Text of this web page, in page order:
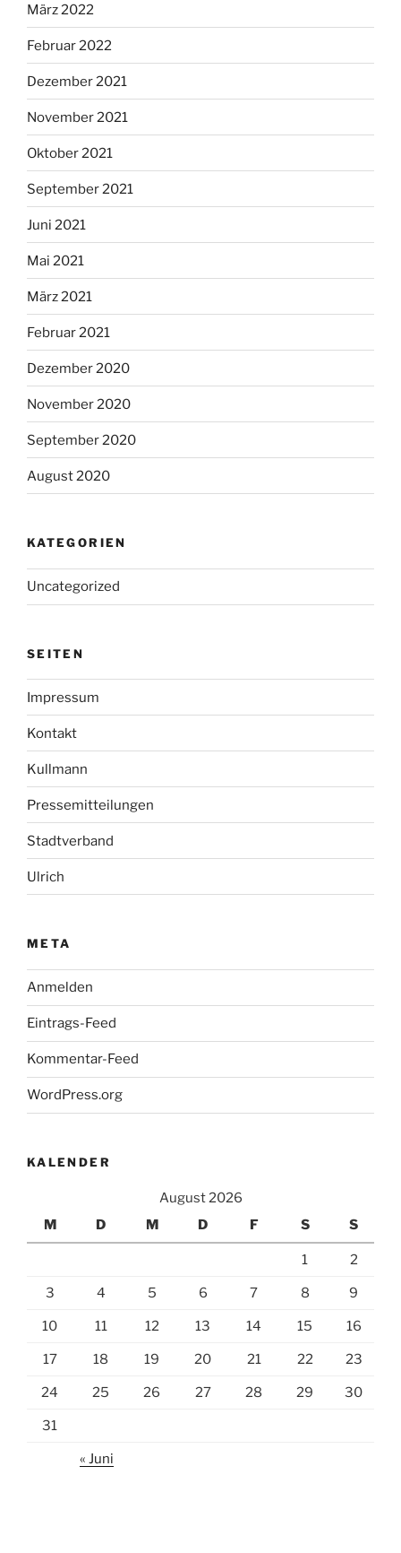
März 2022
Februar 2022
Dezember 2021
November 2021
Oktober 2021
September 2021
Juni 2021
Mai 2021
März 2021
Februar 2021
Dezember 2020
November 2020
September 2020
August 2020
KATEGORIEN
Uncategorized
SEITEN
Impressum
Kontakt
Kullmann
Pressemitteilungen
Stadtverband
Ulrich
META
Anmelden
Eintrags-Feed
Kommentar-Feed
WordPress.org
KALENDER
August 2026
M
D M D F S S
1 2
3 4 5 6 7 8 9
10 11 12 13 14 15 16
17 18 19 20 21 22 23
24 25 26 27 28 29 30
31
« Juni